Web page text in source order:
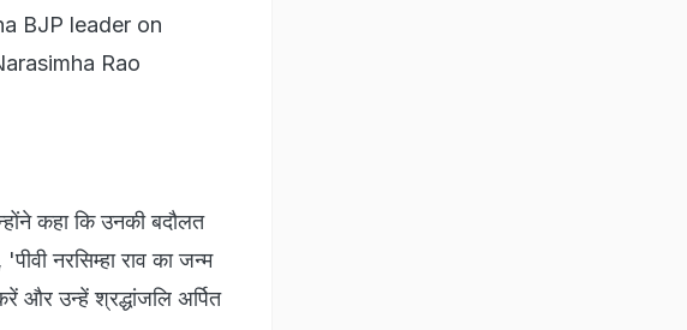
BJP leader on
Rao
कहा कि उनकी बदौलत
नरसिम्हा राव का जन्म
और उन्हें श्रद्धांजलि अर्पित